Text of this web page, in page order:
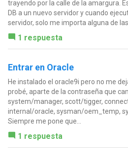
trayendo por la calle de la amargura.
DB a un nuevo servidor y cuando
servidor, solo me importa alguna de
1 respuesta
Entrar en Oracle
He instalado el oracle9i pero no me
probé, aparte de la contraseña que
system/manager, scott/tigger,
internal/oracle, sysman/oem_temp,
Siempre me pone que...
1 respuesta